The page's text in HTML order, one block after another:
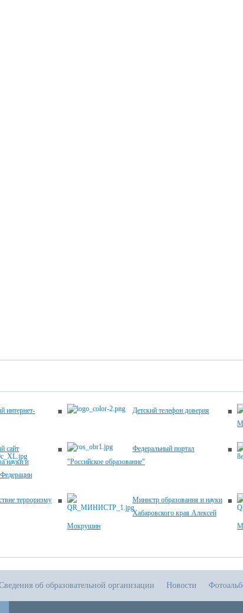
интернет-
Детский телефон доверия
сайт
науки и
Федеральный портал
"Российское образование"
терроризму
Министр образования и науки
Хабаровского края Алексей
Мокрушин
об образовательной организации Новости